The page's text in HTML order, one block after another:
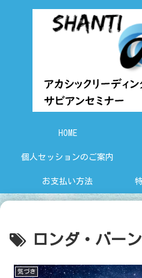
HOME
個人セッションのご案内
お支払い方法
ロンダ・バーン
気づき